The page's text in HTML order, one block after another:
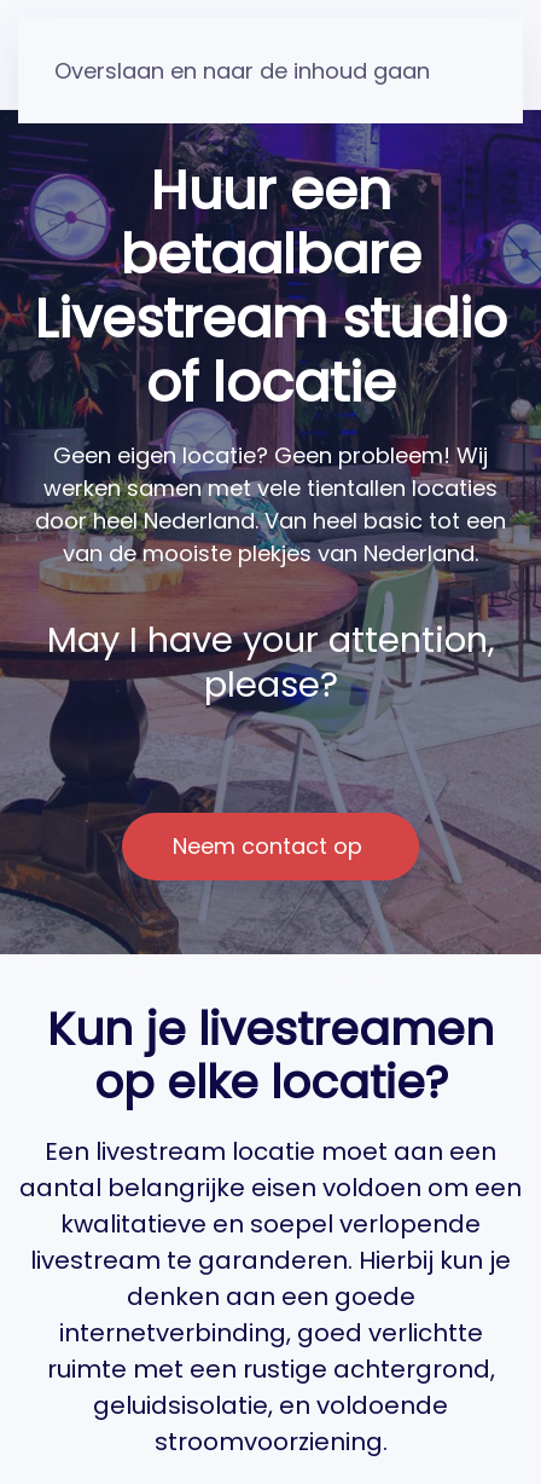
Overslaan en naar de inhoud gaan
Huur een
betaalbare
Livestream studio
of locatie
Geen eigen locatie? Geen probleem! Wij
werken samen met vele tientallen locaties
door heel Nederland. Van heel basic tot een
van de mooiste plekjes van Nederland.
May I have your attention,
please?
Neem contact op
Kun je livestreamen
op elke locatie?
Een livestream locatie moet aan een
aantal belangrijke eisen voldoen om een
kwalitatieve en soepel verlopende
livestream te garanderen. Hierbij kun je
denken aan een goede
internetverbinding, goed verlichtte
ruimte met een rustige achtergrond,
geluidsisolatie, en voldoende
stroomvoorziening.